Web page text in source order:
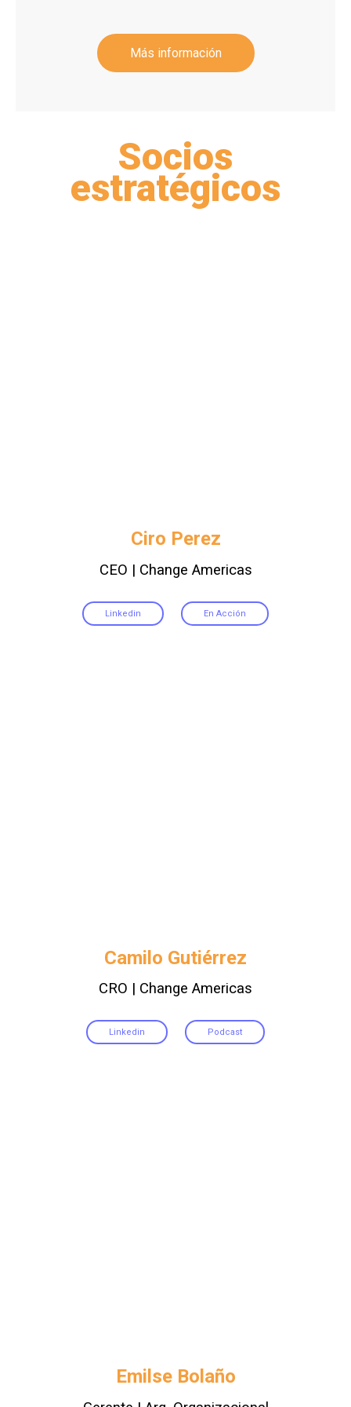
Más información
Socios
estratégicos
Ciro Perez
CEO | Change Americas
Linkedin En Acción
Camilo Gutiérrez
CRO | Change Americas
Linkedin Podcast
Emilse Bolaño